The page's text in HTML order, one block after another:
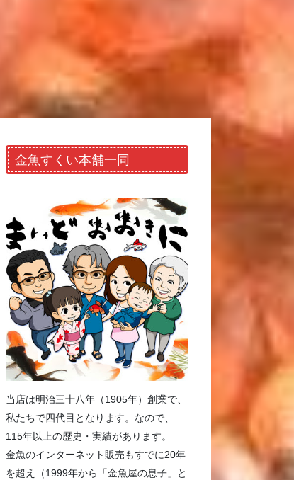
金魚すくい本舗一同
当店は明治三十八年（1905年）創業で、
私たちで四代目となります。なので、
115年以上の歴史・実績があります。
金魚のインターネット販売もすでに20年
を超え（1999年から「金魚屋の息子」と